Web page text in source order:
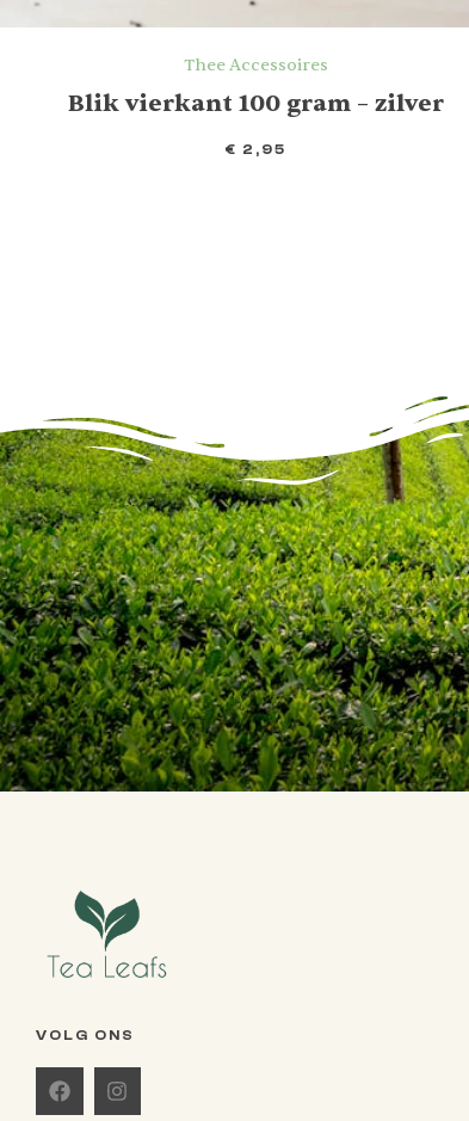
Thee Accessoires
Blik vierkant 100 gram – zilver
€ 2,95
VOLG ONS